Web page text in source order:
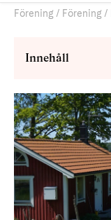
Förening Förening
Innehåll